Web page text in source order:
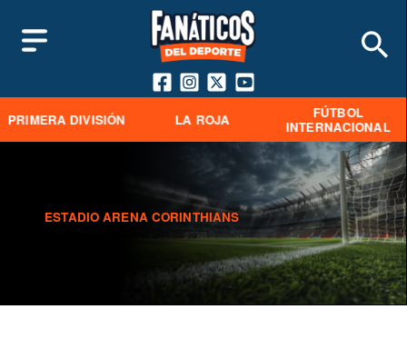
PRIMERA DIVISIÓN LA ROJA
FÚTBOL
INTERNACIONAL
ESTADIO ARENA CORINTHIANS